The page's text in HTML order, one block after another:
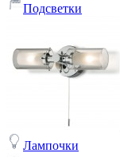
Подсветки
Лампочки